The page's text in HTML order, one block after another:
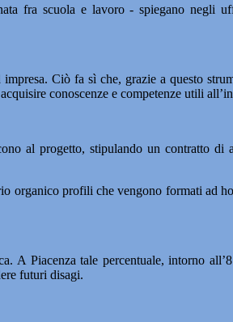
fra scuola e lavoro - spiegano negli
Ciò fa sì che, grazie a questo
conoscenze e competenze utili
al progetto, stipulando un contratto di
organico profili che vengono formati ad
A Piacenza tale percentuale, intorno
futuri disagi.